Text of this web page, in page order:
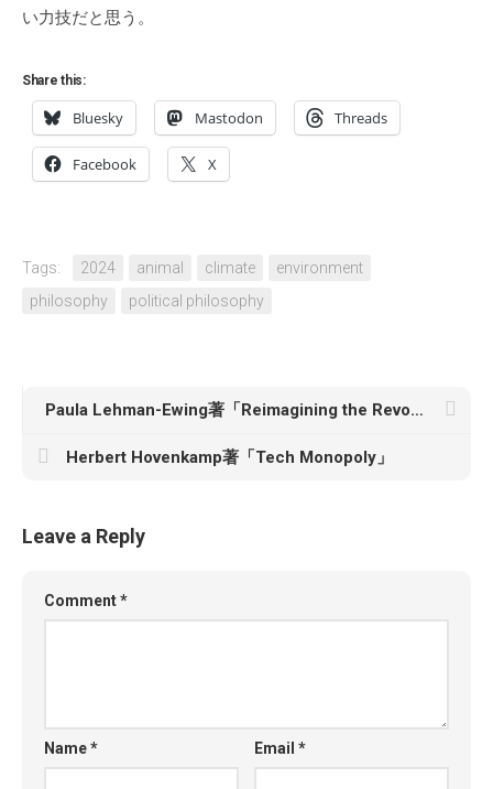
い力技だと思う。
Share this:
Bluesky Mastodon Threads
Facebook X
Tags: 2024 animal climate
environment
philosophy
political philosophy
Paula Lehman-Ewing著「Reimagining the Revolution: Four Stories of Abolition, Autonomy, and Forging New Paths in the Modern Civil Rights Movement」
Herbert Hovenkamp著「Tech Monopoly」
Leave a Reply
Comment*
Name* Email*